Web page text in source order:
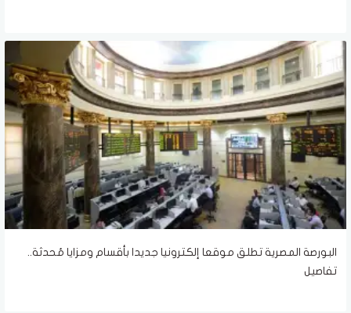
البورصة المصرية تطلق موقعا إلكترونيا جديدا بأقسام ومزايا مُحدثة..
تفاصيل